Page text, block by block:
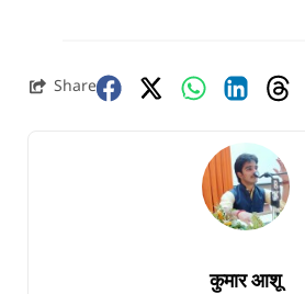
Share
कुमार आशू